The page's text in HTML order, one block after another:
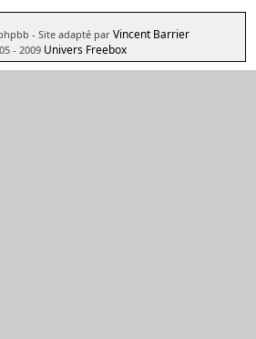
- Site adapté par Vincent Barrier
- 2009 Univers Freebox